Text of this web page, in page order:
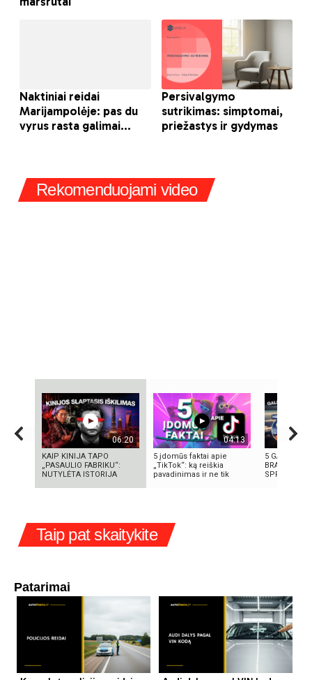
Rekomenduojami video
06:20
KAIP KINIJA TAPO
„PASAULIO FABRIKU“:
NUTYLĖTA ISTORIJA
04:13
5 įdomūs faktai apie
„TikTok“: ką reiškia
pavadinimas ir ne tik
5
SPROGIMAI
Taip pat skaitykite
Patarimai